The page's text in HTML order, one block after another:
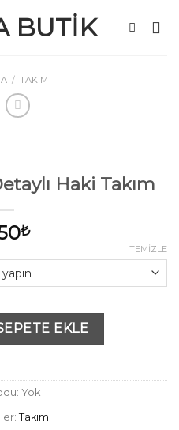
BUTIK
/ TAKIM
Haki Takım
₺
TEMIZLE
Haki Takım adet
EKLE
Yok
Takım